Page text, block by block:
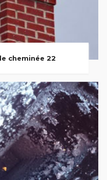
cheminée 22